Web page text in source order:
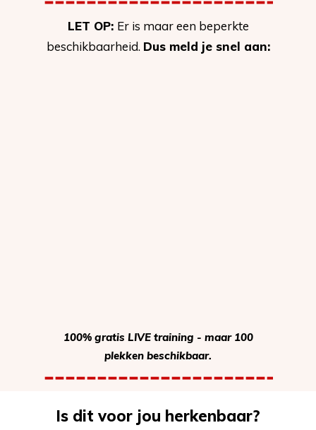
LET OP: Er is maar een beperkte
beschikbaarheid. Dus meld je snel aan:
100% gratis LIVE training - maar 100
plekken beschikbaar.
Is dit voor jou herkenbaar?